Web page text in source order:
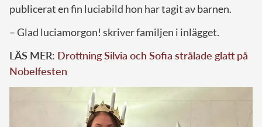
publicerat en fin luciabild hon har tagit av barnen.
– Glad luciamorgon! skriver familjen i inlägget.
LÄS MER: Drottning Silvia och Sofia strålade glatt på
Nobelfesten